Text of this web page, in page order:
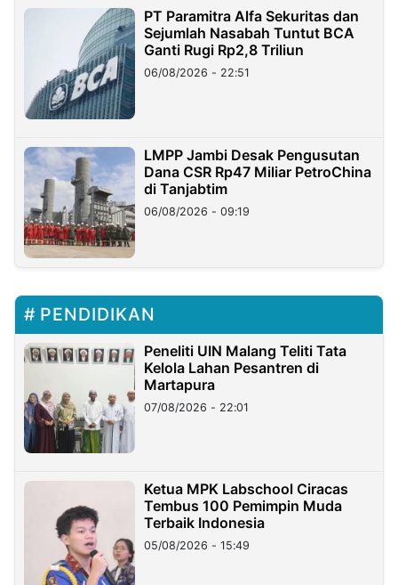
PT Paramitra Alfa Sekuritas dan
Sejumlah Nasabah Tuntut BCA
Ganti Rugi Rp2,8 Triliun
06/08/2026 - 22:51
LMPP Jambi Desak Pengusutan
Dana CSR Rp47 Miliar PetroChina
di Tanjabtim
06/08/2026 - 09:19
PENDIDIKAN
Peneliti UIN Malang Teliti Tata
Kelola Lahan Pesantren di
Martapura
07/08/2026 - 22:01
Ketua MPK Labschool Ciracas
Tembus 100 Pemimpin Muda
Terbaik Indonesia
05/08/2026 - 15:49